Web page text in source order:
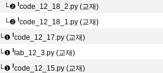
└❷ lcode_12_18_2.py (교재)
└❷ lcode_12_18_1.py (교재)
└❶ lcode_12_17.py (교재)
└❶ l lab_12_3.py (교재)
└❶ lcode_12_15.py (교재)